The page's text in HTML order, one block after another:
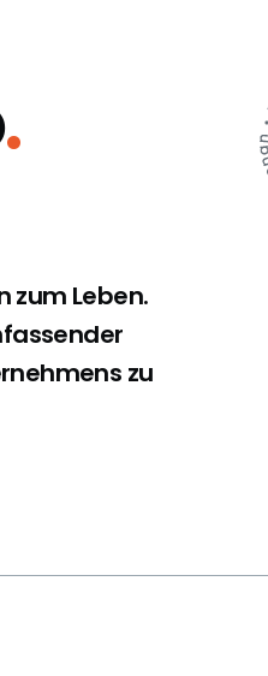
.
zum Leben.
zu